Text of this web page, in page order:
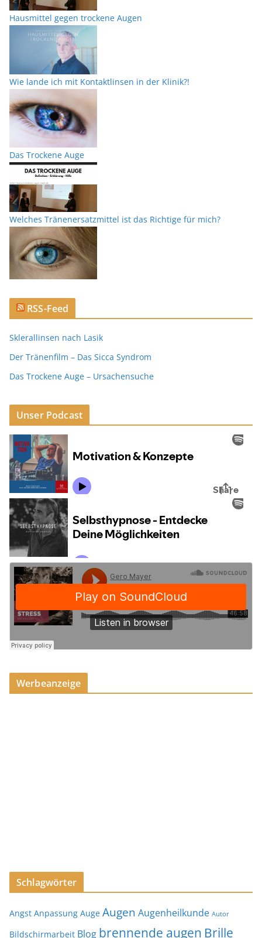
Hausmittel gegen trockene Augen
Wie lande ich mit Kontaktlinsen in der Klinik?!
Das Trockene Auge
Welches Tränenersatzmittel ist das Richtige für mich?
RSS-Feed
Sklerallinsen nach Lasik
Der Tränenfilm – Das Sicca Syndrom
Das Trockene Auge – Ursachensuche
Unser Podcast
Werbeanzeige
Schlagwörter
Angst Anpassung Auge Augen Augenheilkunde Autor
Bildschirmarbeit Blog brennende augen Brille